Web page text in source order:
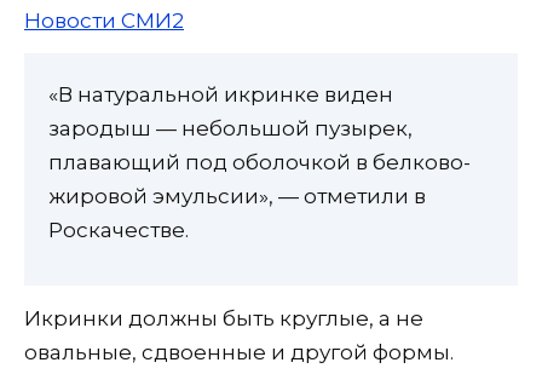
Новости СМИ2
«В натуральной икринке виден
зародыш — небольшой пузырек,
плавающий под оболочкой в белково-
жировой эмульсии», — отметили в
Роскачестве.
Икринки должны быть круглые, а не
овальные, сдвоенные и другой формы.